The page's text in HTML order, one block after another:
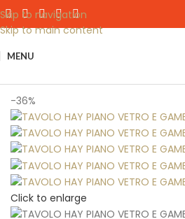
Skip to navigation
Skip to main content
MENU
-36%
Click to enlarge